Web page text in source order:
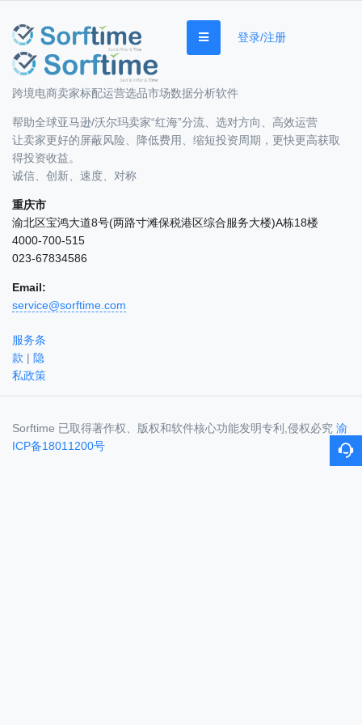
登录/注册
跨境电商卖家标配运营选品市场数据分析软件
帮助全球亚马逊/沃尔玛卖家“红海”分流、选对方向、高效运营
让卖家更好的屏蔽风险、降低费用、缩短投资周期，更快更高获取
得投资收益。
诚信、创新、速度、对称
重庆市
渝北区宝鸿大道8号(两路寸滩保税港区综合服务大楼)A栋18楼
4000-700-515
023-67834586
Email:
service@sorftime.com
服务条
款 | 隐
私政策
Sorftime 已取得著作权、版权和软件核心功能发明专利,侵权必究 渝
ICP备18011200号